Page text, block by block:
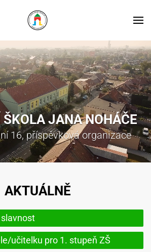
JANA NOHÁČE
16, příspěvková organizace
AKTUÁLNĚ
učitelku pro 1. stupeň ZŠ